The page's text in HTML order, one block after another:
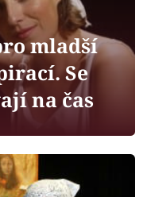
Vary
mladší
Se
na čas